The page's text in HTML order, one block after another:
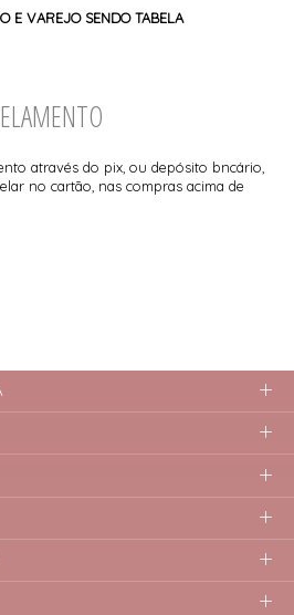
E VAREJO SENDO TABELA
através do pix, ou depósito bncário,
no cartão, nas compras acima de